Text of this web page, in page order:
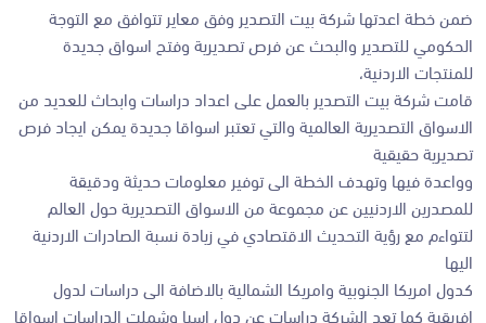
ضمن خطة اعدتها شركة بيت التصدير وفق معاير تتوافق مع التوجة
الحكومي للتصدير والبحث عن فرص تصديرية وفتح اسواق جديدة
للمنتجات الاردنية،
قامت شركة بيت التصدير بالعمل على اعداد دراسات وابحاث للعديد من
الاسواق التصديرية العالمية والتي تعتبر اسواقا جديدة يمكن ايجاد فرص
تصديرية حقيقية
وواعدة فيها وتهدف الخطة الى توفير معلومات حديثة ودقيقة
للمصدرين الاردنيين عن مجموعة من الاسواق التصديرية حول العالم
لتتواءم مع رؤية التحديث الاقتصادي في زيادة نسبة الصادرات الاردنية
اليها
كدول امريكا الجنوبية وامريكا الشمالية بالاضافة الى دراسات لدول
افريقية كما تعد الشركة دراسات عن دول اسيا وشملت الدراسات اسواقا